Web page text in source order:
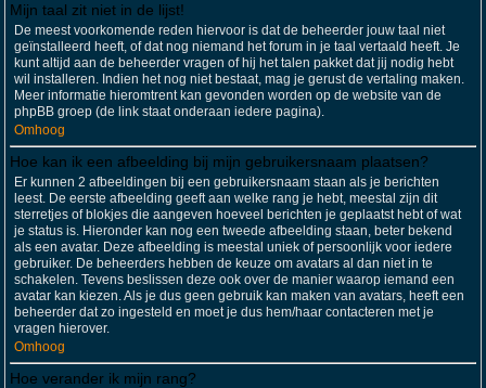
Mijn taal zit niet in de lijst!
De meest voorkomende reden hiervoor is dat de beheerder jouw taal niet
geïnstalleerd heeft, of dat nog niemand het forum in je taal vertaald heeft. Je
kunt altijd aan de beheerder vragen of hij het talen pakket dat jij nodig hebt
wil installeren. Indien het nog niet bestaat, mag je gerust de vertaling maken.
Meer informatie hieromtrent kan gevonden worden op de website van de
phpBB groep (de link staat onderaan iedere pagina).
Omhoog
Hoe kan ik een afbeelding bij mijn gebruikersnaam plaatsen?
Er kunnen 2 afbeeldingen bij een gebruikersnaam staan als je berichten
leest. De eerste afbeelding geeft aan welke rang je hebt, meestal zijn dit
sterretjes of blokjes die aangeven hoeveel berichten je geplaatst hebt of wat
je status is. Hieronder kan nog een tweede afbeelding staan, beter bekend
als een avatar. Deze afbeelding is meestal uniek of persoonlijk voor iedere
gebruiker. De beheerders hebben de keuze om avatars al dan niet in te
schakelen. Tevens beslissen deze ook over de manier waarop iemand een
avatar kan kiezen. Als je dus geen gebruik kan maken van avatars, heeft een
beheerder dat zo ingesteld en moet je dus hem/haar contacteren met je
vragen hierover.
Omhoog
Hoe verander ik mijn rang?